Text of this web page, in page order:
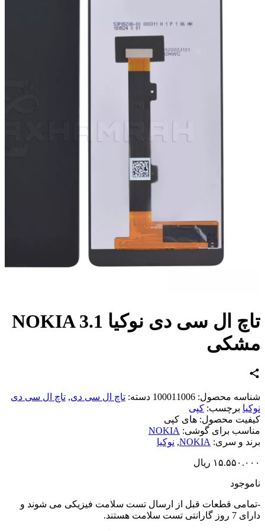
تاچ ال سی دی نوکیا NOKIA 3.1
محصول:100011006 دسته:تاچ ال سی دی,تاچ ال سی دی
برچسب:کپی
محصول: های کپی
برای گوشی: NOKIA
و سری: NOKIA
,نوکیا
ریال
قطعات قبل از ارسال تست سلامت فیزیکی می شوند و
تست سلامت هستند.